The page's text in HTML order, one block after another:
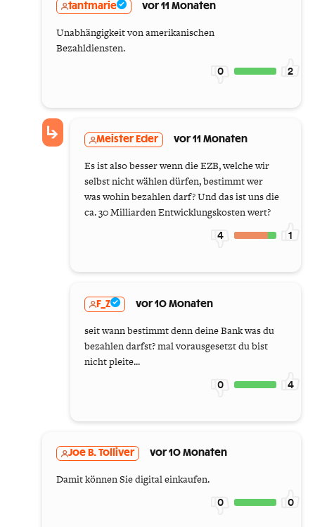
tantmarie vor 11 Monaten
Unabhängigkeit von amerikanischen
Bezahldiensten.
0 2
Meister Eder vor 11 Monaten
Es ist also besser wenn die EZB, welche wir
selbst nicht wählen dürfen, bestimmt wer
was wohin bezahlen darf? Und das ist uns die
ca. 30 Milliarden Entwicklungskosten wert?
4 1
F_Z vor 10 Monaten
seit wann bestimmt denn deine Bank was du
bezahlen darfst? mal vorausgesetzt du bist
nicht pleite...
0 4
Joe B. Tolliver vor 10 Monaten
Damit können Sie digital einkaufen.
0 0